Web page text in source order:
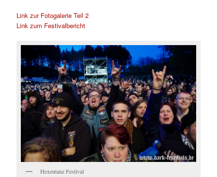
Link zur Fotogalerie Teil 2
Link zum Festivalbericht
Hexentanz Festival